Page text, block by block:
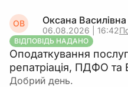
ОВ Оксана Василівна
06.08.2026 | 16:42
ВІДПОВІДЬ НАДАНО
Оподаткування
репатріація, ПДФО та
Добрий день.